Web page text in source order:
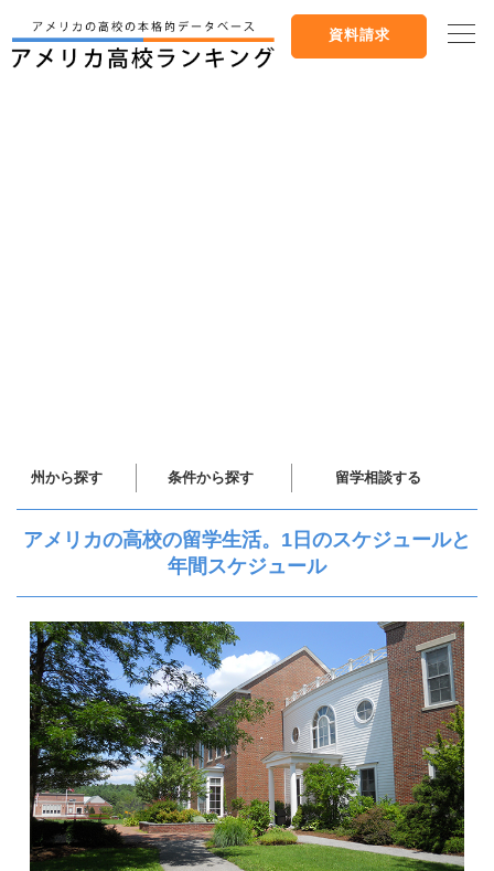
資料請求
州から探す 条件から探す 留学相談する
アメリカの高校の留学生活。1日のスケジュールと
年間スケジュール